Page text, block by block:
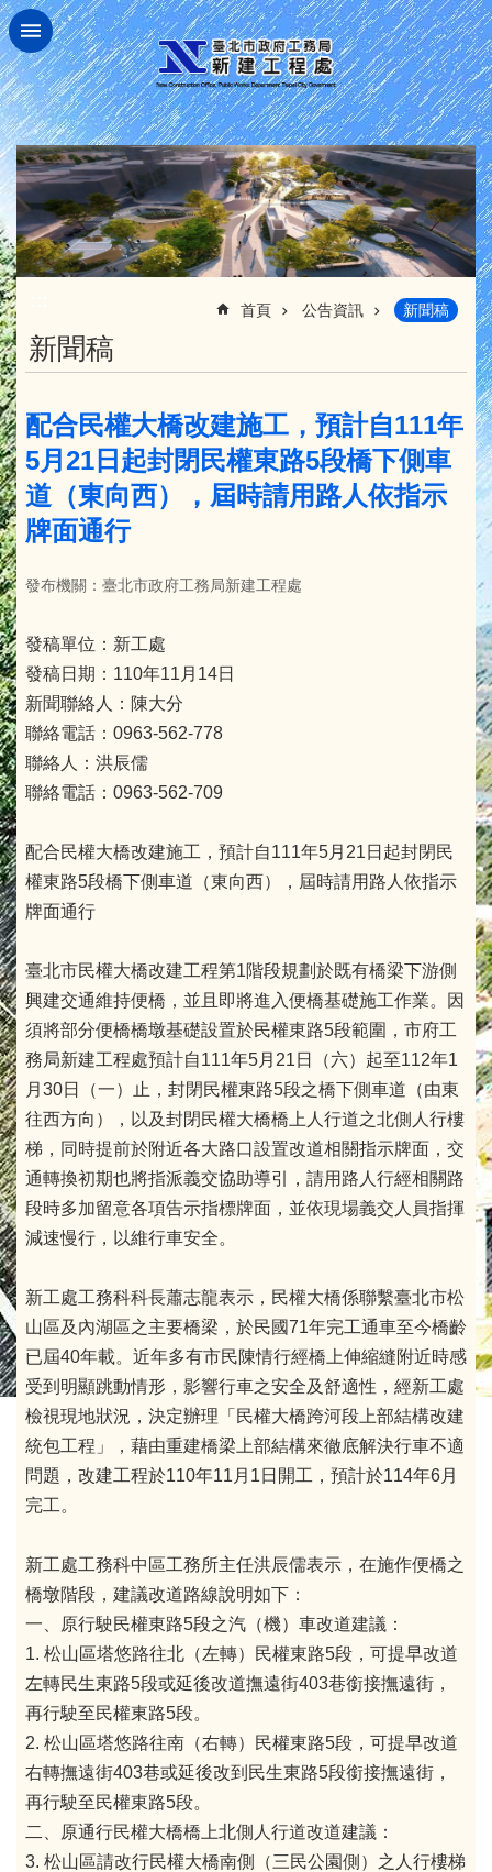
跳到主要內容區塊
首頁 公告資訊 新聞稿
新聞稿
配合民權大橋改建施工，預計自111年
5月21日起封閉民權東路5段橋下側車
道（東向西），屆時請用路人依指示
牌面通行
發布機關：臺北市政府工務局新建工程處
發稿單位：新工處
發稿日期：110年11月14日
新聞聯絡人：陳大分
聯絡電話：0963-562-778
聯絡人：洪辰儒
聯絡電話：0963-562-709
配合民權大橋改建施工，預計自111年5月21日起封閉民
權東路5段橋下側車道（東向西），屆時請用路人依指示
牌面通行
臺北市民權大橋改建工程第1階段規劃於既有橋梁下游側
興建交通維持便橋，並且即將進入便橋基礎施工作業。因
須將部分便橋橋墩基礎設置於民權東路5段範圍，市府工
務局新建工程處預計自111年5月21日（六）起至112年1
月30日（一）止，封閉民權東路5段之橋下側車道（由東
往西方向），以及封閉民權大橋橋上人行道之北側人行樓
梯，同時提前於附近各大路口設置改道相關指示牌面，交
通轉換初期也將指派義交協助導引，請用路人行經相關路
段時多加留意各項告示指標牌面，並依現場義交人員指揮
減速慢行，以維行車安全。
新工處工務科科長蕭志龍表示，民權大橋係聯繫臺北市松
山區及內湖區之主要橋梁，於民國71年完工通車至今橋齡
已屆40年載。近年多有市民陳情行經橋上伸縮縫附近時感
受到明顯跳動情形，影響行車之安全及舒適性，經新工處
檢視現地狀況，決定辦理「民權大橋跨河段上部結構改建
統包工程」，藉由重建橋梁上部結構來徹底解決行車不適
問題，改建工程於110年11月1日開工，預計於114年6月
完工。
新工處工務科中區工務所主任洪辰儒表示，在施作便橋之
橋墩階段，建議改道路線說明如下：
一、原行駛民權東路5段之汽（機）車改道建議：
1. 松山區塔悠路往北（左轉）民權東路5段，可提早改道
左轉民生東路5段或延後改道撫遠街403巷銜接撫遠街，
再行駛至民權東路5段。
2. 松山區塔悠路往南（右轉）民權東路5段，可提早改道
右轉撫遠街403巷或延後改到民生東路5段銜接撫遠街，
再行駛至民權東路5段。
二、原通行民權大橋橋上北側人行道改道建議：
3. 松山區請改行民權大橋南側（三民公園側）之人行樓梯